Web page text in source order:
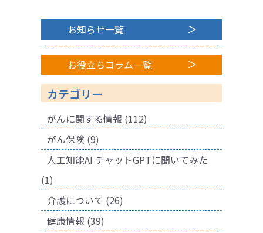
お知らせ一覧
お役立ちコラム一覧
カテゴリー
がんに関する情報 (112)
がん保険 (9)
人工知能AI チャットGPTに聞いてみた
(1)
介護について (26)
健康情報 (39)